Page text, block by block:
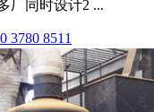
厂同时设计2 ...
3780 8511